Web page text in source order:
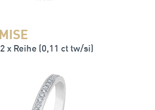
x Reihe (0,11 ct tw/si)